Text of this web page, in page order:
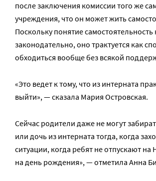
после заключения комиссии того же
учреждения, что он может жить
Поскольку понятие
законодательно, оно трактуется как
обходиться вообще без всякой
«Это ведет к тому, что из интерната
выйти», — сказала Мария Островская.
Сейчас родители даже не могут
или дочь из интерната тогда, когда
ситуации, когда ребят не отпускают на
на день рождения», — отметила Анна